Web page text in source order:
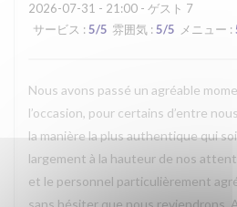
2026-07-31 - 21:00 - ゲスト 7
サービス :5/5 雰囲気 : 5/5 メニュー :
Nous avons passé un agréable
l’occasion, pour certains d’entre
la manière la plus authentique qui
largement à la hauteur de nos
et le personnel particulièrement
sans hésiter que nous reviendrons.